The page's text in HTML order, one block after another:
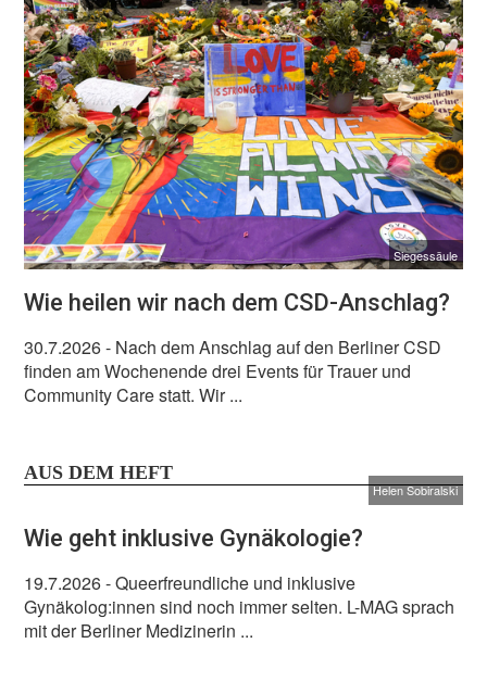
Siegessäule
Wie heilen wir nach dem CSD-Anschlag?
30.7.2026- Nach dem Anschlag auf den Berliner CSD
finden am Wochenende drei Events für Trauer und
Community Care statt. Wir ...
AUS DEM HEFT
Helen Sobiralski
Wie geht inklusive Gynäkologie?
19.7.2026- Queerfreundliche und inklusive
Gynäkolog:innen sind noch immer selten. L-MAG sprach
mit der Berliner Medizinerin ...